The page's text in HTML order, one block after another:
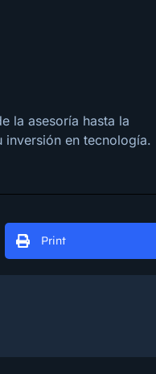
la asesoría hasta la
inversión en tecnología.
Print